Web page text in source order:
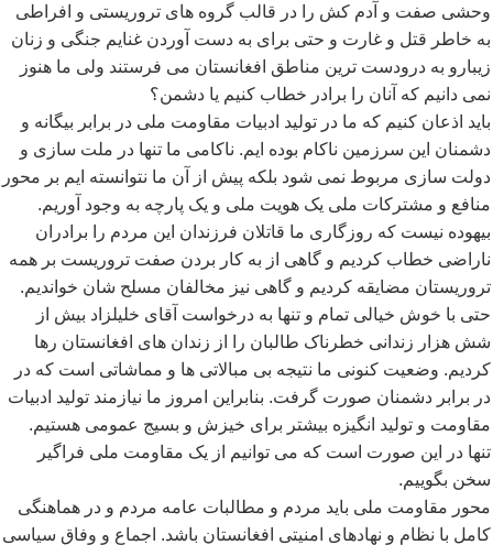
وحشی صفت و آدم کش را در قالب گروه های تروریستی و افراطی
به خاطر قتل و غارت و حتی برای به دست آوردن غنایم جنگی و زنان
زیبارو به درودست ترین مناطق افغانستان می فرستند ولی ما هنوز
نمی دانیم که آنان را برادر خطاب کنیم یا دشمن؟
باید اذعان کنیم که ما در تولید ادبیات مقاومت ملی در برابر بیگانه و
دشمنان این سرزمین ناکام بوده ایم. ناکامی ما تنها در ملت سازی و
دولت سازی مربوط نمی شود بلکه پیش از آن ما نتوانسته ایم بر محور
منافع و مشترکات ملی یک هویت ملی و یک پارچه به وجود آوریم.
بیهوده نیست که روزگاری ما قاتلان فرزندان این مردم را برادران
ناراضی خطاب کردیم و گاهی از به کار بردن صفت تروریست بر همه
تروریستان مضایقه کردیم و گاهی نیز مخالفان مسلح شان خواندیم.
حتی با خوش خیالی تمام و تنها به درخواست آقای خلیلزاد بیش از
شش هزار زندانی خطرناک طالبان را از زندان های افغانستان رها
کردیم. وضعیت کنونی ما نتیجه بی مبالاتی ها و مماشاتی است که در
در برابر دشمنان صورت گرفت. بنابراین امروز ما نیازمند تولید ادبیات
مقاومت و تولید انگیزه بیشتر برای خیزش و بسیج عمومی هستیم.
تنها در این صورت است که می توانیم از یک مقاومت ملی فراگیر
سخن بگوییم.
محور مقاومت ملی باید مردم و مطالبات عامه مردم و در هماهنگی
کامل با نظام و نهادهای امنیتی افغانستان باشد. اجماع و وفاق سیاسی